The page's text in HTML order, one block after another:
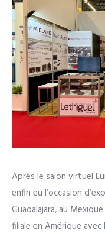
Après le salon virtuel
enfin eu l’occasion
Guadalajara, au
filiale en Amérique